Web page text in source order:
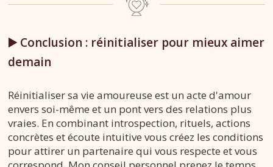
▶️ Conclusion : réinitialiser pour mieux aimer
demain
Réinitialiser sa vie amoureuse est un acte d'amour
envers soi-même et un pont vers des relations plus
vraies. En combinant introspection, rituels, actions
concrètes et écoute intuitive vous créez les conditions
pour attirer un partenaire qui vous respecte et vous